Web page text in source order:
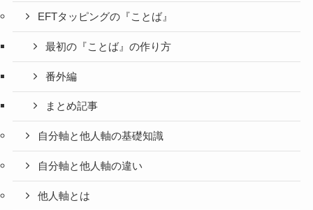
EFTタッピングの『ことば』
最初の『ことば』の作り方
番外編
まとめ記事
自分軸と他人軸の基礎知識
自分軸と他人軸の違い
他人軸とは